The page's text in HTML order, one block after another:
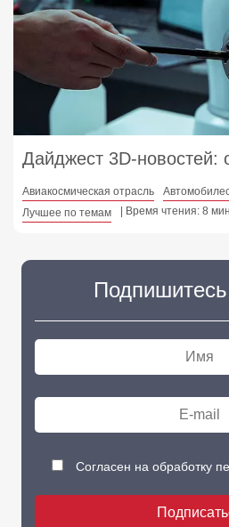
Дайджест 3D‑новостей:
Авиакосмическая отрасль
Лучшее по темам
| Время чтения: 8
Согласен на обработку